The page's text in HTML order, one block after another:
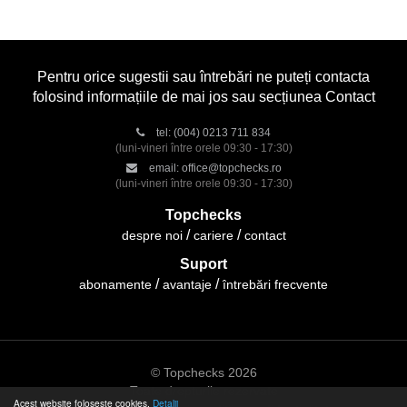
Acest website folosește cookies. Detalii
Pentru orice sugestii sau întrebări ne puteți contacta
folosind informațiile de mai jos sau secțiunea Contact
tel: (004) 0213 711 834
(luni-vineri între orele 09:30 - 17:30)
email: office@topchecks.ro
(luni-vineri între orele 09:30 - 17:30)
Topchecks
despre noi cariere contact
Suport
abonamente avantaje întrebări frecvente
© Topchecks 2026
Toate drepturile rezervate